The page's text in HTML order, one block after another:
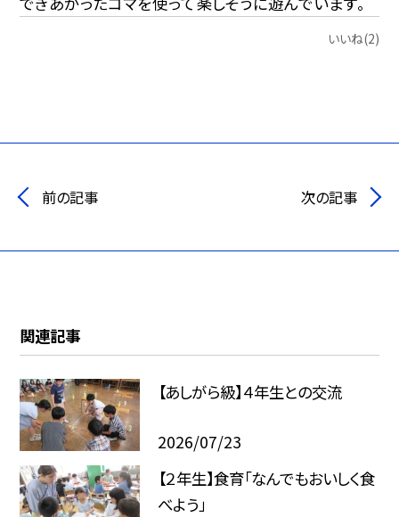
いいね(2)
前の記事 次の記事
関連記事
【あしがら級】４年生との交流
2026/07/23
【２年生】食育「なんでもおいしく食
べよう」